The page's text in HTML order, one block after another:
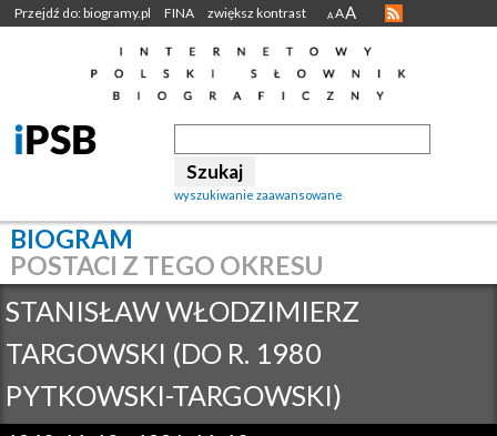
Przejdź do: biogramy.pl FINA zwiększ kontrast A AA
wyszukiwanie zaawansowane
BIOGRAM
POSTACI Z TEGO OKRESU
STANISŁAW WŁODZIMIERZ
TARGOWSKI (DO R. 1980
PYTKOWSKI-TARGOWSKI)